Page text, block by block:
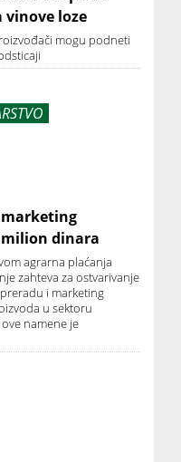
vinove loze
mogu podneti
marketing
dinara
agrarna plaćanja
zahteva za ostvarivanje
i marketing
u sektoru
namene je